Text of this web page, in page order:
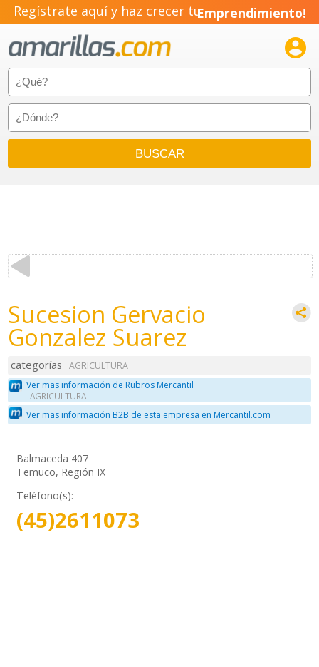
Regístrate aquí y haz crecer tuEmprendimiento!

Sucesion Gervacio
Gonzalez Suarez
categorías
AGRICULTURA
Ver mas información de Rubros Mercantil
AGRICULTURA
Ver mas información B2B de esta empresa en Mercantil.com
Balmaceda 407
Temuco, Región IX
Teléfono(s):
(45)2611073